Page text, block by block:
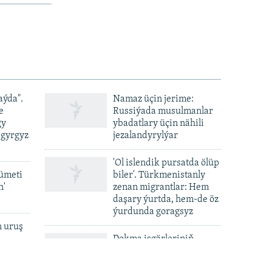
uruş
Namaz üçin jerime:
Russiýada musulmanlar
ybadatlary üçin nähili
jezalandyrylýar
'Ol islendik pursatda ölüp
biler'. Türkmenistanly
zenan migrantlar: Hem
daşary ýurtda, hem-de öz
ýurdunda goragsyz
Dokma işgärleriniň